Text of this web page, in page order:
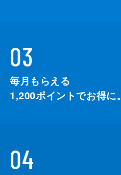
03
毎月もらえる
1,200ポイントでお得に。
04